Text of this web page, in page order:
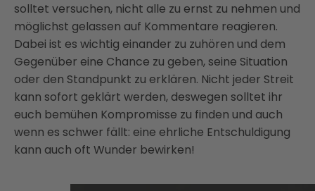
solltet versuchen, nicht alle zu ernst zu nehmen und
möglichst gelassen auf Kommentare reagieren.
Dabei ist es wichtig einander zu zuhören und dem
Gegenüber eine Chance zu geben, seine Situation
oder den Standpunkt zu erklären. Nicht jeder Streit
kann sofort geklärt werden, deswegen solltet ihr
euch bemühen Kompromisse zu finden und auch
wenn es schwer fällt: eine ehrliche Entschuldigung
kann auch oft Wunder bewirken!